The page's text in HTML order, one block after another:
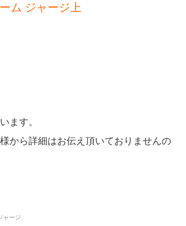
ム ジャージ上
ます。
から詳細はお伝え頂いておりませんの